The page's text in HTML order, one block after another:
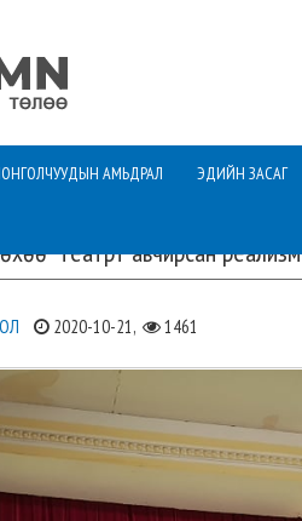
АМЬДРАЛ ЭДИЙН ЗАСАГ
театрт авчирсан реализм
2020-10-21, 1461